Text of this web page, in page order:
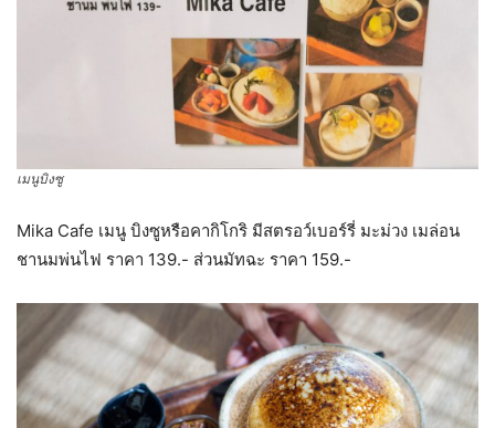
เมนูบิงซู
Mika Cafe เมนู บิงซูหรือคากิโกริ มีสตรอว์เบอร์รี่ มะม่วง เมล่อน
ชานมพ่นไฟ ราคา 139.- ส่วนมัทฉะ ราคา 159.-